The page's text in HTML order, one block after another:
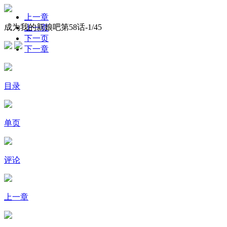
成为我的新娘吧第58话-1/45
上一章
上一页
下一页
下一章
目录
单页
评论
上一章